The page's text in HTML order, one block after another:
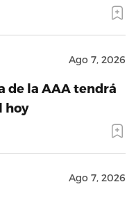
Ago 7, 2026
de la AAA tendrá
hoy
Ago 7, 2026